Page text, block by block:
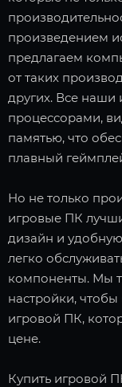
произведением
предлагаем
от таких
других. Все
процессорами,
памятью, что
плавный
Но не только
игровые ПК
дизайн и
легко
компоненты. Мы
настройки,
игровой ПК,
цене.
Купить игровой